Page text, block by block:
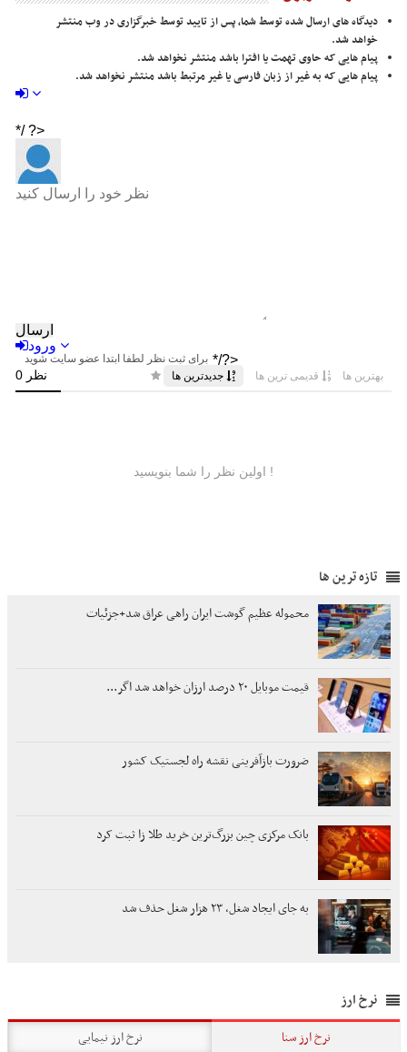
دیدگاه های ارسال شده توسط شما، پس از تایید توسط خبرگزاری در وب منتشر
خواهد شد.
پیام هایی که حاوی تهمت یا افترا باشد منتشر نخواهد شد.
پیام هایی که به غیر از زبان فارسی یا غیر مرتبط باشد منتشر نخواهد شد.
تازه ترین ها
محموله عظیم گوشت ایران راهی عراق شد+جزئیات
قیمت موبایل ۲۰ درصد ارزان خواهد شد اگر...
ضرورت بازآفرینی نقشه راه لجستیک کشور
بانک مرکزی چین بزرگ‌ترین خرید طلا زا ثبت کرد
به جای ایجاد شغل، ۲۳ هزار شغل حذف شد
نرخ ارز
نرخ ارز سنا
نرخ ارز نیمایی